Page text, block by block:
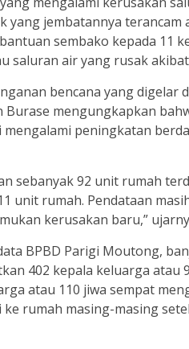
yang jembatannya terancam
sembako kepada 11
saluran air yang rusak
bencana yang digelar
mengungkapkan
peningkatan
sebanyak 92 unit rumah
unit rumah. Pendataan
kerusakan baru,”
BPBD Parigi Moutong,
402 kepala keluarga atau
atau 110 jiwa sempat
rumah masing-masing